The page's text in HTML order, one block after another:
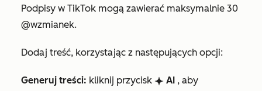
Podpisy w TikTok mogą zawierać maksymalnie 30
@wzmianek.
Dodaj treść, korzystając z następujących opcji:
Generuj treści: kliknij przycisk breezeSingleStar AI , aby